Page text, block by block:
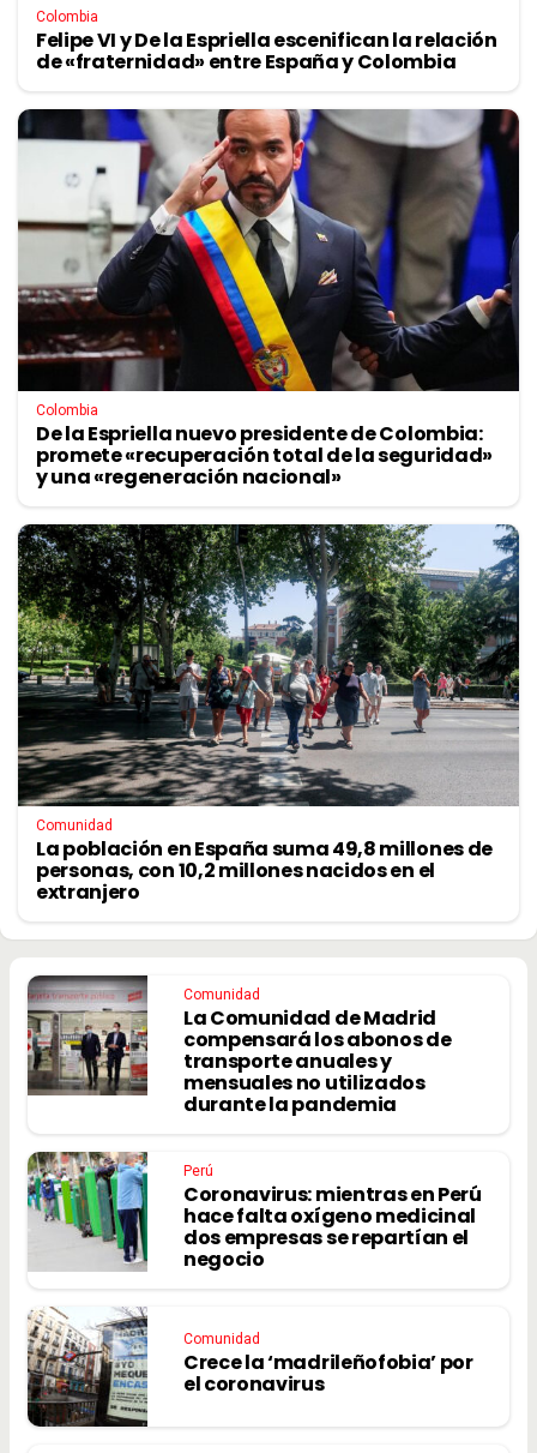
Colombia
Felipe VI y De la Espriella escenifican la relación
de «fraternidad» entre España y Colombia
Colombia
De la Espriella nuevo presidente de Colombia:
promete «recuperación total de la seguridad»
y una «regeneración nacional»
Comunidad
La población en España suma 49,8 millones de
personas, con 10,2 millones nacidos en el
extranjero
Comunidad
La Comunidad de Madrid
compensará los abonos de
transporte anuales y
mensuales no utilizados
durante la pandemia
Perú
Coronavirus: mientras en Perú
hace falta oxígeno medicinal
dos empresas se repartían el
negocio
Comunidad
Crece la ‘madrileñofobia’ por
el coronavirus